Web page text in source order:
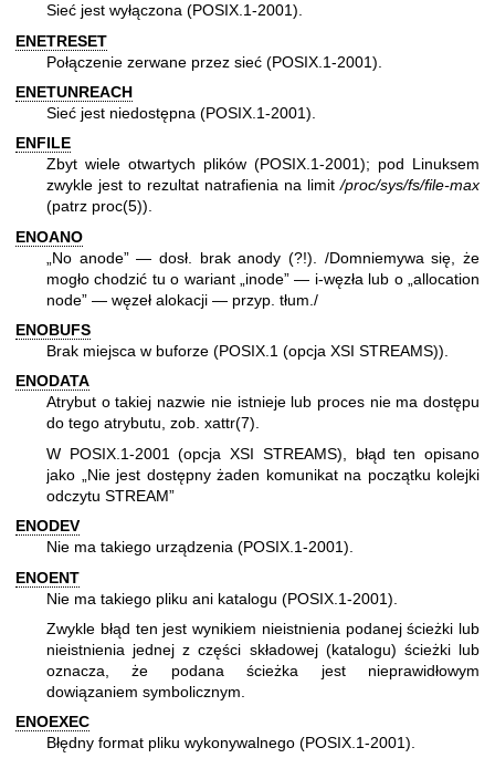
Sieć jest wyłączona (POSIX.1-2001).
ENETRESET
Połączenie zerwane przez sieć (POSIX.1-2001).
ENETUNREACH
Sieć jest niedostępna (POSIX.1-2001).
ENFILE
Zbyt wiele otwartych plików (POSIX.1-2001); pod Linuksem
zwykle jest to rezultat natrafienia na limit/proc/sys/fs/file-max
(patrz proc(5)).
ENOANO
„No anode” — dosł. brak anody (?!). /Domniemywa się, że
mogło chodzić tu o wariant „inode” — i-węzła lub o „allocation
node” — węzeł alokacji — przyp. tłum./
ENOBUFS
Brak miejsca w buforze (POSIX.1 (opcja XSI STREAMS)).
ENODATA
Atrybut o takiej nazwie nie istnieje lub proces nie ma dostępu
do tego atrybutu, zob. xattr(7).
W POSIX.1-2001 (opcja XSI STREAMS), błąd ten opisano
jako „Nie jest dostępny żaden komunikat na początku kolejki
odczytu STREAM”
ENODEV
Nie ma takiego urządzenia (POSIX.1-2001).
ENOENT
Nie ma takiego pliku ani katalogu (POSIX.1-2001).
Zwykle błąd ten jest wynikiem nieistnienia podanej ścieżki lub
nieistnienia jednej z części składowej (katalogu) ścieżki lub
oznacza, że podana ścieżka jest nieprawidłowym
dowiązaniem symbolicznym.
ENOEXEC
Błędny format pliku wykonywalnego (POSIX.1-2001).